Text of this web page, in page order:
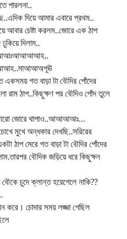
পারলনা..
দিয়ে আমার এবারে প্রথম..
আবার চেষ্টা করলম..জোরে এক ঠাপ
দিলাম..
গত বাড়া টা বৌদির পোঁদের
রাম ঠাপ..কিছুক্ষণ পর বৌদিও পোঁদ তুলে
জোরে থাপাও..আআআআঃ…
মুখে অন্ধকার দেখছি..সরিরের
ঠাপ মেরে গত বাড়া টা বৌদির পোঁদের
বৌদিক জড়িয়ে ধরে কিছুক্ষন
চুদে ক্লান্ত হয়েগেলে নাকি??
করে। চোদার সময় লজ্জা গেছিল